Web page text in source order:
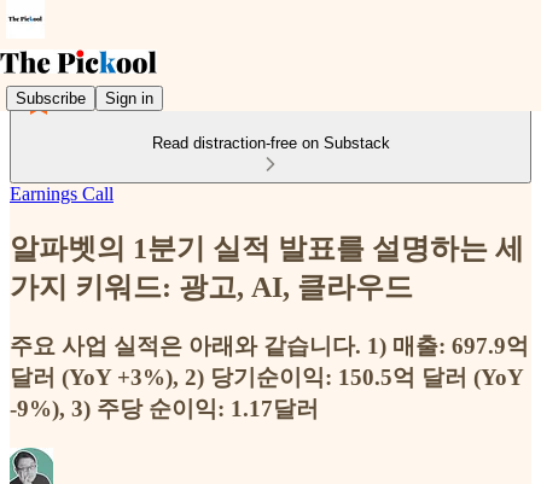
Subscribe Sign in
Read distraction-free on Substack
Earnings Call
알파벳의 1분기 실적 발표를 설명하는 세
가지 키워드: 광고, AI, 클라우드
주요 사업 실적은 아래와 같습니다. 1) 매출: 697.9억
달러 (YoY +3%), 2) 당기순이익: 150.5억 달러 (YoY
-9%), 3) 주당 순이익: 1.17달러